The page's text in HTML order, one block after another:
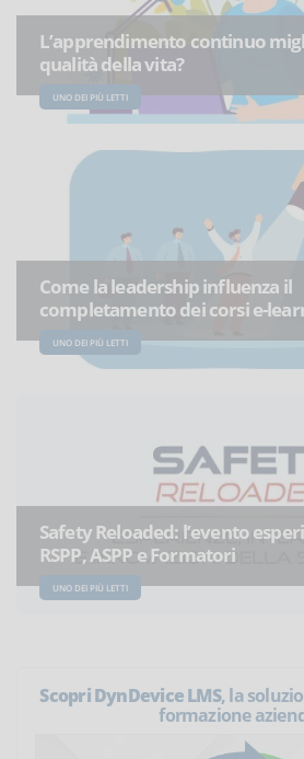
L’apprendimento continuo
qualità della vita?
UNO DEI PIÙ LETTI
Come la leadership influenza il
completamento dei corsi e-
UNO DEI PIÙ LETTI
Safety Reloaded: l’evento
RSPP, ASPP e Formatori
UNO DEI PIÙ LETTI
Scopri DynDevice LMS, la
formazione